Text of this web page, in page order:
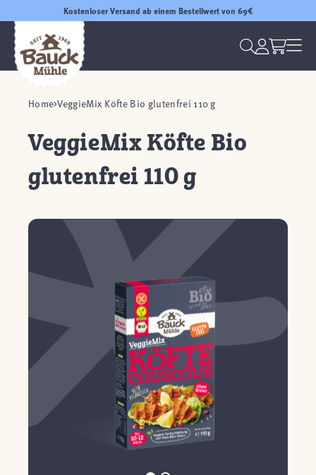
Kostenloser Versand ab einem Bestellwert von 69€
Home VeggieMix Köfte Bio glutenfrei 110 g
VeggieMix Köfte Bio
glutenfrei 110 g